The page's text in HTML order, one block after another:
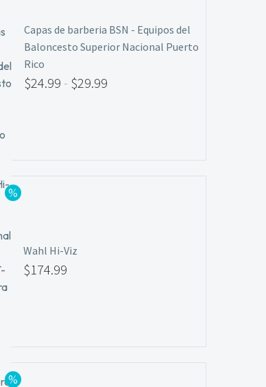
Capas de barberia BSN - Equipos del
Baloncesto Superior Nacional Puerto
Rico
$24.99 - $29.99
Wahl Hi-Viz
$174.99